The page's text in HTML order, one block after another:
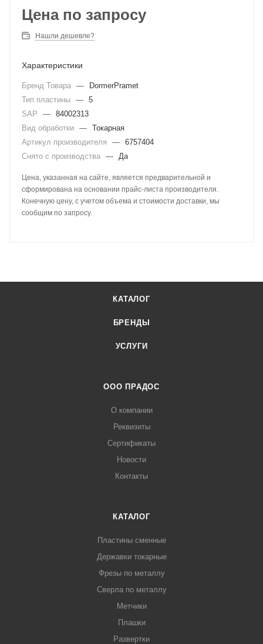
Цена по запросу
Нашли дешевле?
Характеристики
Бренд Товара —
DormerPramet
Тип пластины — 5
SAP
— 84002313
Вид обработки — Токарная
Артикул производителя
— 6757404
Снято с производства — Да
Цена, указанная на сайте, является предварительной и
сформирована на основании прайс-листа производителя.
Конечную цену, с учетом объема и стоимости доставки, мы
сообщим по запросу.
КАТАЛОГ
БРЕНДЫ
УСЛУГИ
ООО ПРАДОС
О компании
Реквизиты
Сертификаты
Новости
Контакты
КАТАЛОГ
Пластины сменные
Державки токарные
Фрезы по металлу
Сверла по металлу
Метчики
Плашки
Развертки